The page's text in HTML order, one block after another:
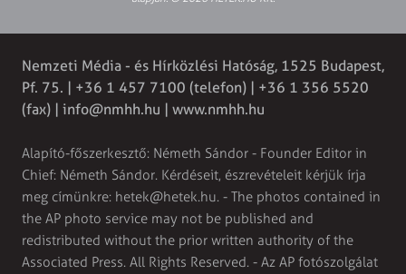
Nemzeti Média - és Hírközlési Hatóság, 1525 Budapest,
Pf. 75. | +36 1 457 7100 (telefon) | +36 1 356 5520
(fax) | info@nmhh.hu | www.nmhh.hu
Alapító-főszerkesztő: Németh Sándor - Founder Editor in
Chief: Németh Sándor. Kérdéseit, észrevételeit kérjük írja
meg címünkre: hetek@hetek.hu. - The photos contained in
the AP photo service may not be published and
redistributed without the prior written authority of the
Associated Press. All Rights Reserved. - Az AP fotószolgálat